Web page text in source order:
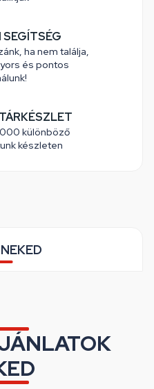
ha nem találja,
és pontos
különböző
készleten